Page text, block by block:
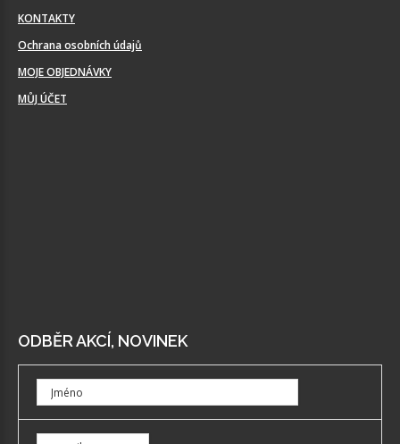
KONTAKTY
Ochrana osobních údajů
MOJE OBJEDNÁVKY
MŮJ ÚČET
ODBĚR AKCÍ, NOVINEK